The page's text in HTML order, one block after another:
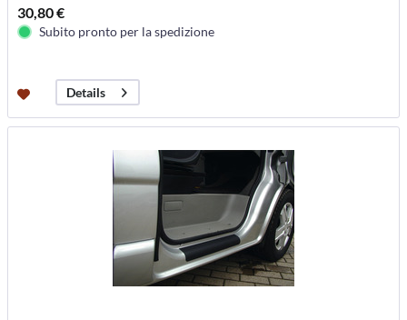
30,80 €
Subito pronto per la spedizione
Details